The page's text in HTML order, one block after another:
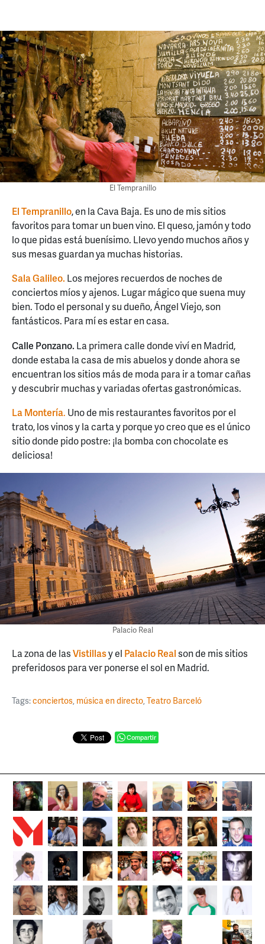
El Tempranillo
El Tempranillo, en la Cava Baja. Es uno de mis sitios
favoritos para tomar un buen vino. El queso, jamón y todo
lo que pidas está buenísimo. Llevo yendo muchos años y
sus mesas guardan ya muchas historias.
Sala Galileo. Los mejores recuerdos de noches de
conciertos míos y ajenos. Lugar mágico que suena muy
bien. Todo el personal y su dueño, Ángel Viejo, son
fantásticos. Para mí es estar en casa.
Calle Ponzano. La primera calle donde viví en Madrid,
donde estaba la casa de mis abuelos y donde ahora se
encuentran los sitios más de moda para ir a tomar cañas
y descubrir muchas y variadas ofertas gastronómicas.
La Montería. Uno de mis restaurantes favoritos por el
trato, los vinos y la carta y porque yo creo que es el único
sitio donde pido postre: ¡la bomba con chocolate es
deliciosa!
Palacio Real
La zona de lasVistillasy el Palacio Realson de mis sitios
preferidosos para ver ponerse el sol en Madrid.
Tags:conciertos, música en directo,Teatro Barceló
Compartir